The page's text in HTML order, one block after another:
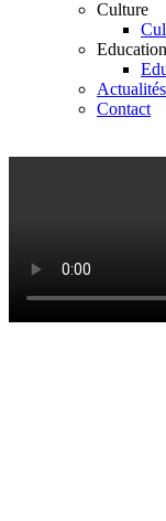
Culture
Education
Actualités
Contact